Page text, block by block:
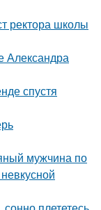
ректора школы
Александра
спустя
мужчина по